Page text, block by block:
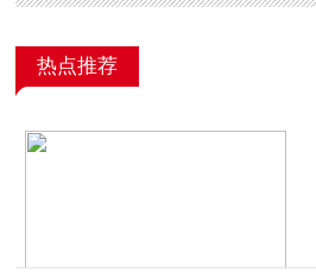
热点推荐